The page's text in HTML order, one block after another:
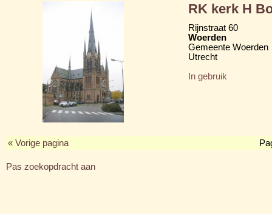
RK kerk H
Rijnstraat 60
Woerden
Gemeente Woerden
Utrecht
In gebruik
« Vorige pagina
Pas zoekopdracht aan